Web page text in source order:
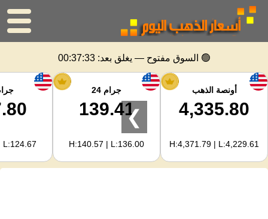
الرئيسية
سعر الذهب
اسعار الفضه
حاسبة الذهب
🟢 السوق مفتوح — يغلق بعد: 00:37:33
أونصة الذهب
4,335.80
H:4,371.79 | L:4,229.61
جرام 24
139.41
H:140.57 | L:136.00
L:124.67
❯